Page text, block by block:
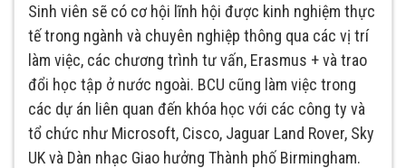
Sinh viên sẽ có cơ hội lĩnh hội được kinh nghiệm thực
tế trong ngành và chuyên nghiệp thông qua các vị trí
làm việc, các chương trình tư vấn, Erasmus + và trao
đổi học tập ở nước ngoài. BCU cũng làm việc trong
các dự án liên quan đến khóa học với các công ty và
tổ chức như Microsoft, Cisco, Jaguar Land Rover, Sky
UK và Dàn nhạc Giao hưởng Thành phố Birmingham.